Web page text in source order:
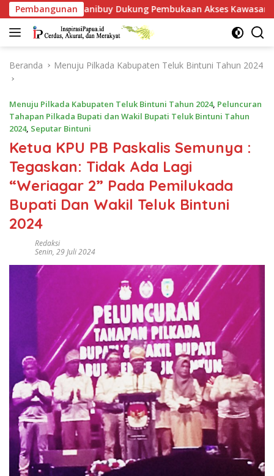
Langsung
ke
konten
Pembangunan
Pembukaan Akses Kawasan BP, Warga Jangan Hanya Jadi
Beranda Menuju Pilkada Kabupaten Teluk Bintuni Tahun 2024
Menuju Pilkada Kabupaten Teluk Bintuni Tahun 2024, Peluncuran
Tahapan Pilkada Bupati dan Wakil Bupati Teluk Bintuni Tahun
2024, Seputar Bintuni
Ketua KPU PB Paskalis Semunya :
Tegaskan: Tidak Ada Lagi
“Weriagar 2” Pada Pemilukada
Bupati Dan Wakil Teluk Bintuni
2024
Redaksi
Senin, 29 Juli 2024